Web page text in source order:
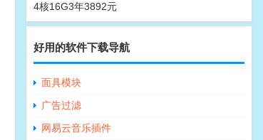
4核16G3年3892元
好用的软件下载导航
面具模块
广告过滤
网易云音乐插件